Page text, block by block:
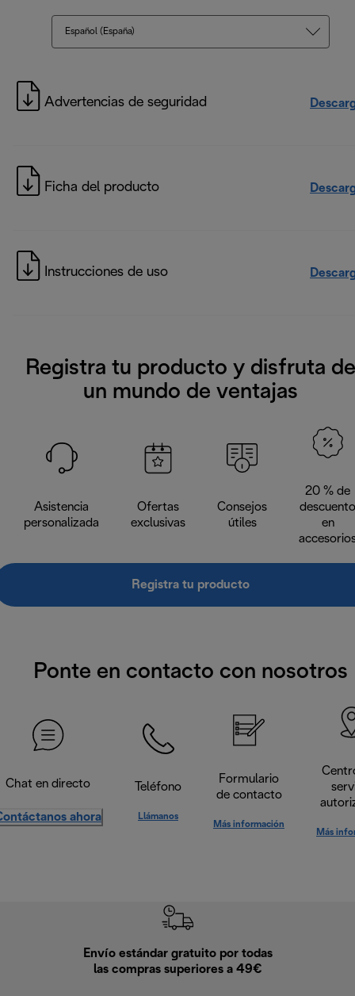
Español (España)
Advertencias de seguridad
Ficha del producto
Instrucciones de uso
Registra tu producto y disfruta de
un mundo de ventajas
Asistencia
personalizada
Ofertas
exclusivas
Consejos
útiles
20 % de
descuento
en
Registra tu producto
Ponte en contacto con nosotros
Chat en directo
ahora
Teléfono
Llámanos
Formulario
de contacto
Más información
Más
Envío estándar gratuito por todas
las compras superiores a 49€